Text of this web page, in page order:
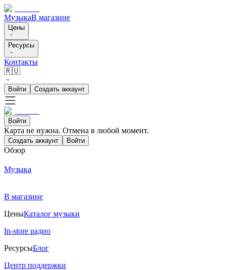
МузыкаВ магазине
Цены
Ресурсы
Контакты
🇷🇺
Войти Создать аккаунт
Войти
Карта не нужна. Отмена в любой момент.
Создать аккаунт Войти
Обзор
Музыка
В магазине
ЦеныКаталог музыки
In-store радио
РесурсыБлог
Центр поддержки